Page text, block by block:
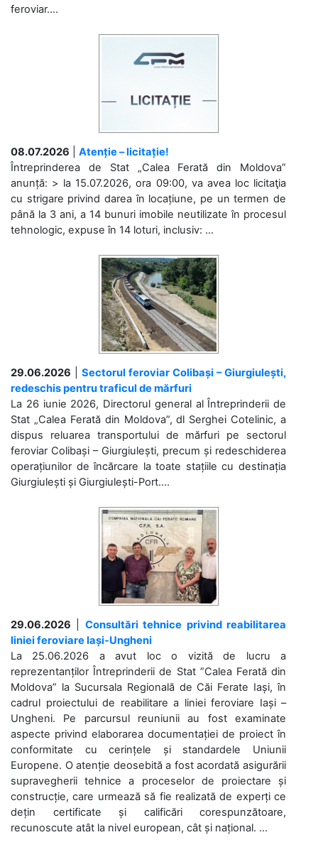
feroviar....
08.07.2026
Atenție – licitație!
Întreprinderea de Stat „Calea Ferată din Moldova”
anunță: > la 15.07.2026, ora 09:00, va avea loc licitaţia
cu strigare privind darea în locațiune, pe un termen de
până la 3 ani, a 14 bunuri imobile neutilizate în procesul
tehnologic, expuse în 14 loturi, inclusiv: ...
29.06.2026
Sectorul feroviar Colibași – Giurgiulești,
redeschis pentru traficul de mărfuri
La 26 iunie 2026, Directorul general al Întreprinderii de
Stat „Calea Ferată din Moldova”, dl Serghei Cotelinic, a
dispus reluarea transportului de mărfuri pe sectorul
feroviar Colibași – Giurgiulești, precum și redeschiderea
operațiunilor de încărcare la toate stațiile cu destinația
Giurgiulești și Giurgiulești-Port....
29.06.2026
Consultări tehnice privind reabilitarea
liniei feroviare Iași-Ungheni
La 25.06.2026 a avut loc o vizită de lucru a
reprezentanților Întreprinderii de Stat ”Calea Ferată din
Moldova” la Sucursala Regională de Căi Ferate Iași, în
cadrul proiectului de reabilitare a liniei feroviare Iași –
Ungheni. Pe parcursul reuniunii au fost examinate
aspecte privind elaborarea documentației de proiect în
conformitate cu cerințele și standardele Uniunii
Europene. O atenție deosebită a fost acordată asigurării
supravegherii tehnice a proceselor de proiectare și
construcție, care urmează să fie realizată de experți ce
dețin certificate și calificări corespunzătoare,
recunoscute atât la nivel european, cât și național. ...